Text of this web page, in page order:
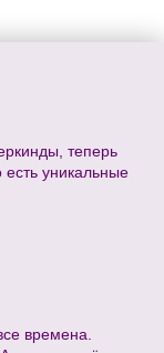
теперь
уникальные
времена.